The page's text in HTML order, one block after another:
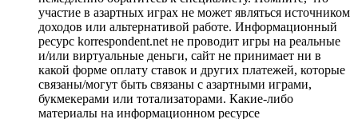
участие в азартных играх не может являться источником
доходов или альтернативой работе. Информационный
ресурс korrespondent.net не проводит игры на реальные
и/или виртуальные деньги, сайт не принимает ни в
какой форме оплату ставок и других платежей, которые
связаны/могут быть связаны с азартными играми,
букмекерами или тотализаторами. Какие-либо
материалы на информационном ресурсе